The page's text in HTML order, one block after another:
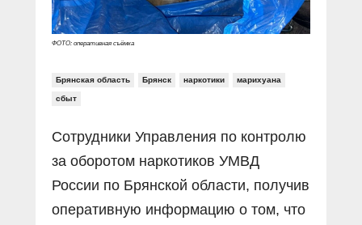
ФОТО: оперативная съёмка
Брянская область Брянск наркотики марихуана
сбыт
Сотрудники Управления по контролю
за оборотом наркотиков УМВД
России по Брянской области, получив
оперативную информацию о том, что